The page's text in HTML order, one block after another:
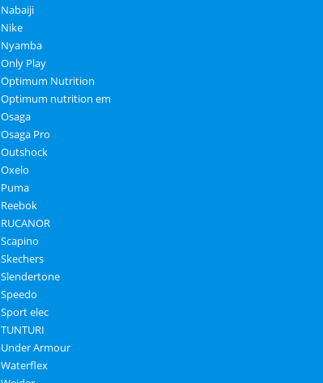
Nabaiji
Nike
Nyamba
Only Play
Optimum Nutrition
Optimum nutrition em
Osaga
Osaga Pro
Outshock
Oxelo
Puma
Reebok
RUCANOR
Scapino
Skechers
Slendertone
Speedo
Sport elec
TUNTURI
Under Armour
Waterflex